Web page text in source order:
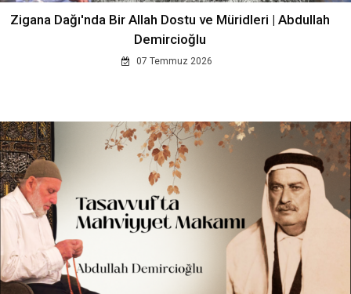
Zigana Dağı'nda Bir Allah Dostu ve Müridleri | Abdullah
Demircioğlu
07 Temmuz 2026